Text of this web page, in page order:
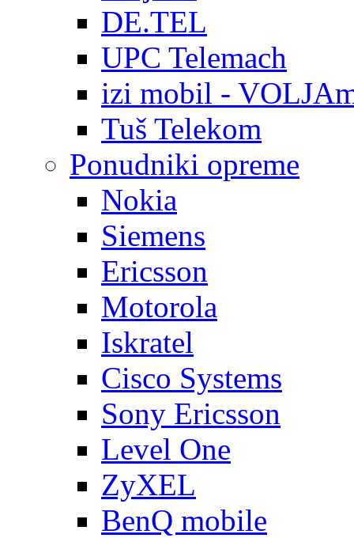
DE.TEL
UPC Telemach
izi mobil -
Tuš Telekom
Ponudniki opreme
Nokia
Siemens
Ericsson
Motorola
Iskratel
Cisco Systems
Sony Ericsson
Level One
ZyXEL
BenQ mobile